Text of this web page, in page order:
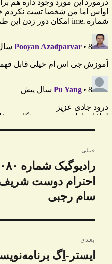
نوشته
قبلی
نوشته
قبلی:
احترام دوست
سام رجبی
بعدی
نوشته
ایستر-اِگ